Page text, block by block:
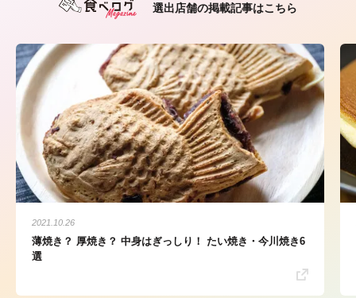
選出店舗の掲載記事はこちら
2021.10.26
薄焼き？ 厚焼き？ 中身はぎっしり！ たい焼き・今川焼き6
選